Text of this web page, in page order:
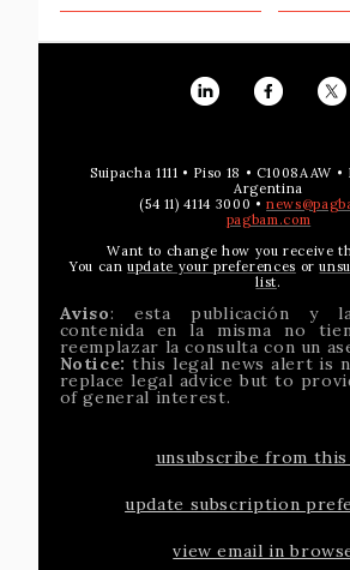
Suipacha 1111 • Piso 18 • C1008AAW
Argentina
(54 11) 4114 3000 •
pagbam.com
Want to change how you receive
You canupdate your preferences or
list.
Aviso: esta publicación y
contenida en la misma no
reemplazar la consulta con un
Notice: this legal news alert is
replace legal advice but to
of general interest.
unsubscribe from
update subscription
view email in